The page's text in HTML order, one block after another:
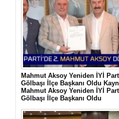
Mahmut Aksoy Yeniden İYİ
Gölbaşı İlçe Başkanı Oldu
Mahmut Aksoy Yeniden İYİ
Gölbaşı İlçe Başkanı Oldu
Mahmut Aksoy Yeniden İYİ Parti
İlçe Başkanı Oldu